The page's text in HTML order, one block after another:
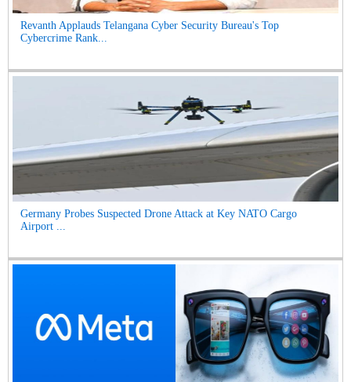
Revanth Applauds Telangana Cyber Security Bureau's Top
Cybercrime Rank...
Germany Probes Suspected Drone Attack at Key NATO Cargo
Airport ...